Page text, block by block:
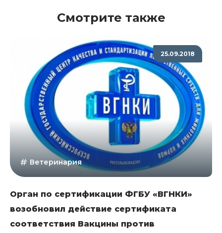
Смотрите также
25.09.2018
Ветеринария
Орган по сертификации ФГБУ «ВГНКИ»
возобновил действие сертификата
соответствия Вакцины против